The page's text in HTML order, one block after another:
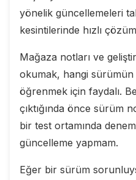
yönelik güncellemeleri
kesintilerinde hızlı
Mağaza notları ve
okumak, hangi sürümün
öğrenmek için faydalı.
çıktığında önce sürüm
bir test ortamında
güncelleme yapmam.
Eğer bir sürüm